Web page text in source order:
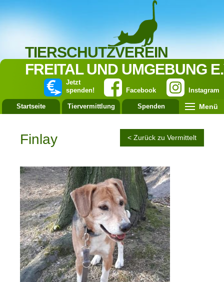
TIERSCHUTZVEREIN
FREITAL UND UMGEBUNG
Instagram
Facebook
Jetzt
spenden!
Startseite Tiervermittlung Spenden Menü
Finlay < Zurück zu Vermittelt